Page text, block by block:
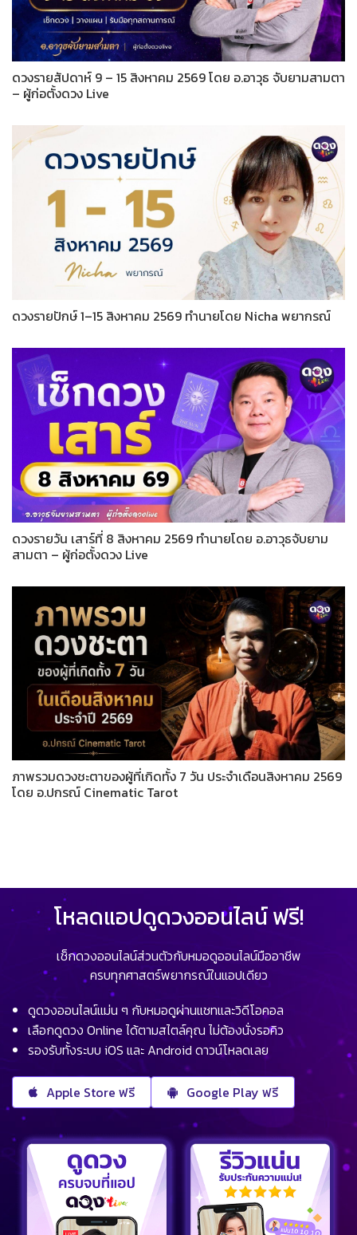
ดวงรายสัปดาห์ 9 – 15 สิงหาคม 2569 โดย อ.อาวุธ จับยามสามตา
– ผู้ก่อตั้งดวง Live
ดวงรายปักษ์ 1–15 สิงหาคม 2569 ทำนายโดย Nicha พยากรณ์
ดวงรายวัน เสาร์ที่ 8 สิงหาคม 2569 ทำนายโดย อ.อาวุธจับยาม
สามตา – ผู้ก่อตั้งดวง Live
ภาพรวมดวงชะตาของผู้ที่เกิดทั้ง 7 วัน ประจำเดือนสิงหาคม 2569
โดย อ.ปกรณ์ Cinematic Tarot
โหลดแอปดูดวงออนไลน์ ฟรี!
เช็กดวงออนไลน์ส่วนตัวกับหมอดูออนไลน์มืออาชีพ
ครบทุกศาสตร์พยากรณ์ในแอปเดียว
ดูดวงออนไลน์แม่น ๆ กับหมอดูผ่านแชทและวิดีโอคอล
เลือกดูดวง Online ได้ตามสไตล์คุณ ไม่ต้องนั่งรอคิว
รองรับทั้งระบบ iOS และ Android ดาวน์โหลดเลย
Apple Store ฟรี Google Play ฟรี